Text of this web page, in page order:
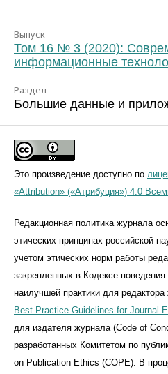
Выпуск
Том 16 № 3 (2020):
информационные
Раздел
Большие данные и
Это произведение доступно по
«Attribution» («Атрибуция») 4.0
Редакционная политика журнала
этических принципах российской
учетом этических норм работы
закрепленных в Кодексе
наилучшей практики для
Best Practice Guidelines for Journal
для издателя журнала (Code of
разработанных Комитетом по
on Publication Ethics (COPE). В